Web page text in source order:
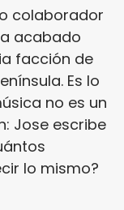
colaborador
acabado
facción de
Es lo
no es un
Jose escribe
lo mismo?